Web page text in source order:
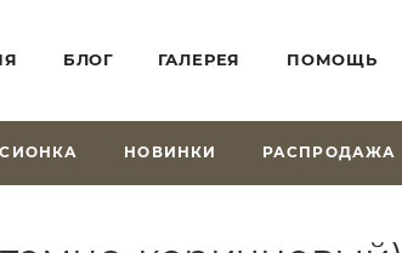
БЛОГ ГАЛЕРЕЯ ПОМОЩЬ
НОВИНКИ РАСПРОДАЖА